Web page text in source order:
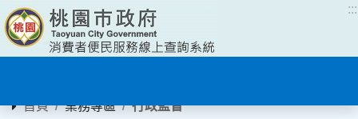
:::
首頁 業務專區 行政監督